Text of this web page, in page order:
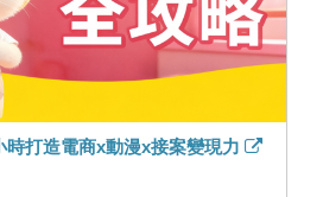
時打造電商x動漫x接案變現力